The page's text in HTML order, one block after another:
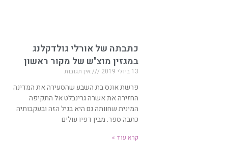
כתבתה של אורלי גולדקלנג
במגזין מוצ"ש של מקור ראשון
13 ביולי 2019 אין תגובות
פרשת אונס בת השבע שהסעירה את המדינה
החזירה את אשרה גרינבלט אל התקיפה
המינית שחוותה גם היא בגיל הזה ובעקבותיה
כתבה ספר. מבין דפיו עולים
קרא עוד »